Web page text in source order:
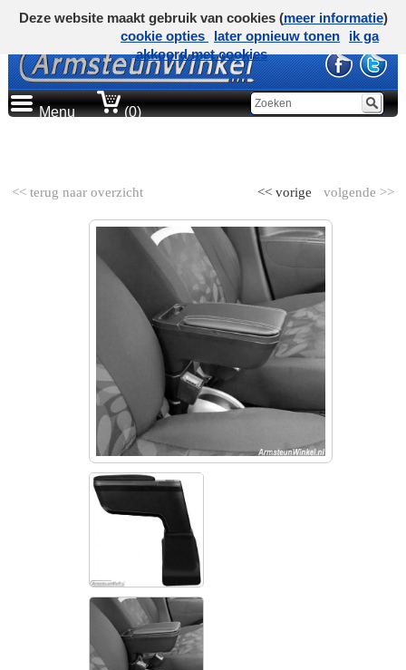
Menu (0)
<< terug naar overzicht volgende >>
<< vorige
Deze website maakt gebruik van cookies (meer informatie)
cookie opties
later opnieuw tonen
ik ga
akkoord met cookies